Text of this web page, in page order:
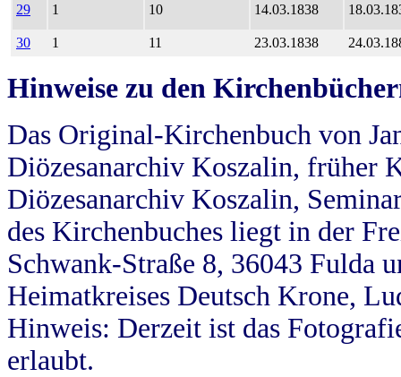
29 1 10 14.03.1838
30 1 11 23.03.1838
Hinweise zu den
Das Original-Kirchenbuch von
Diözesanarchiv Koszalin, früher
Diözesanarchiv Koszalin,
des Kirchenbuches liegt in der
Schwank-Straße 8, 36043 Fulda
Heimatkreises Deutsch Krone,
Hinweis: Derzeit ist das
erlaubt.